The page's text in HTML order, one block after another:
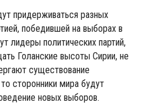
придерживаться разных
победившей на выборах в
лидеры политических партий,
Голанские высоты Сирии, не
существование
сторонники мира будут
новых выборов.